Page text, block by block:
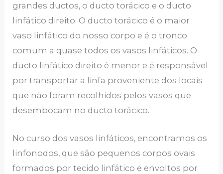
grandes ductos, o ducto torácico e o ducto
linfático direito. O ducto torácico é o maior
vaso linfático do nosso corpo e é o tronco
comum a quase todos os vasos linfáticos. O
ducto linfático direito é menor e é responsável
por transportar a linfa proveniente dos locais
que não foram recolhidos pelos vasos que
desembocam no ducto torácico.
No curso dos vasos linfáticos, encontramos os
linfonodos, que são pequenos corpos ovais
formados por tecido linfático e envoltos por